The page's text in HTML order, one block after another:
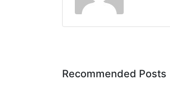
Recommended Posts